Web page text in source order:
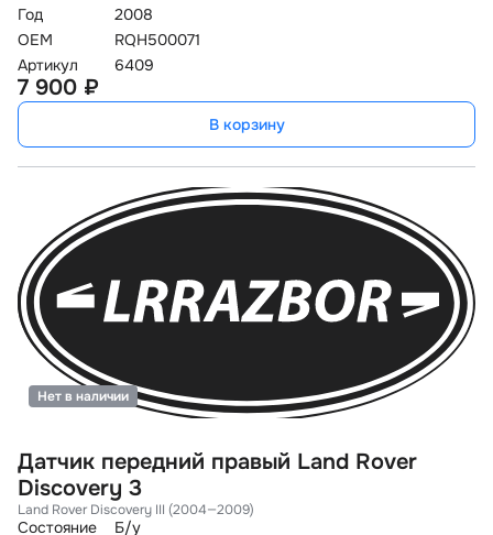
Год
2008
OEM
RQH500071
Артикул
6409
7 900 ₽
В корзину
Датчик передний правый Land Rover
Discovery 3
Land Rover Discovery III (2004—2009)
Состояние Б/у
Нет в наличии